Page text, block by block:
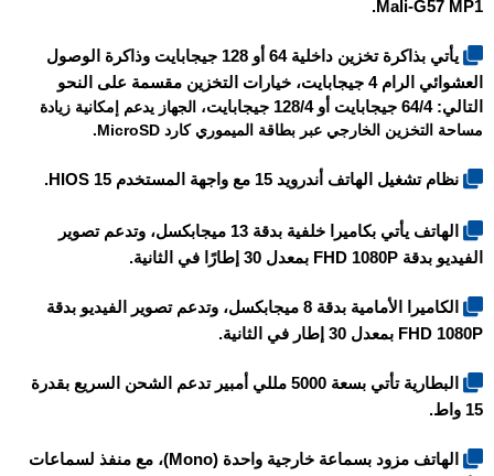
Mali-G57 MP1.
يأتي بذاكرة تخزين داخلية 64 أو 128 جيجابايت وذاكرة الوصول
العشوائي الرام 4 جيجابايت، خيارات التخزين مقسمة على النحو
التالي: 64/4 جيجابايت أو 128/4 جيجابايت
، الجهاز يدعم إمكانية زيادة
مساحة التخزين الخارجي عبر بطاقة الميموري كارد MicroSD.
نظام تشغيل الهاتف أندرويد 15 مع واجهة المستخدم HIOS 15.
الهاتف يأتي بكاميرا خلفية بدقة 13 ميجابكسل، وتدعم تصوير
الفيديو بدقة FHD 1080P بمعدل 30 إطارًا في الثانية.
الكاميرا الأمامية بدقة 8 ميجابكسل، وتدعم تصوير الفيديو بدقة
FHD 1080P بمعدل 30 إطار في الثانية.
البطارية تأتي بسعة 5000 مللي أمبير تدعم الشحن السريع بقدرة
15 واط.
الهاتف مزود بسماعة خارجية واحدة (Mono)، مع منفذ لسماعات